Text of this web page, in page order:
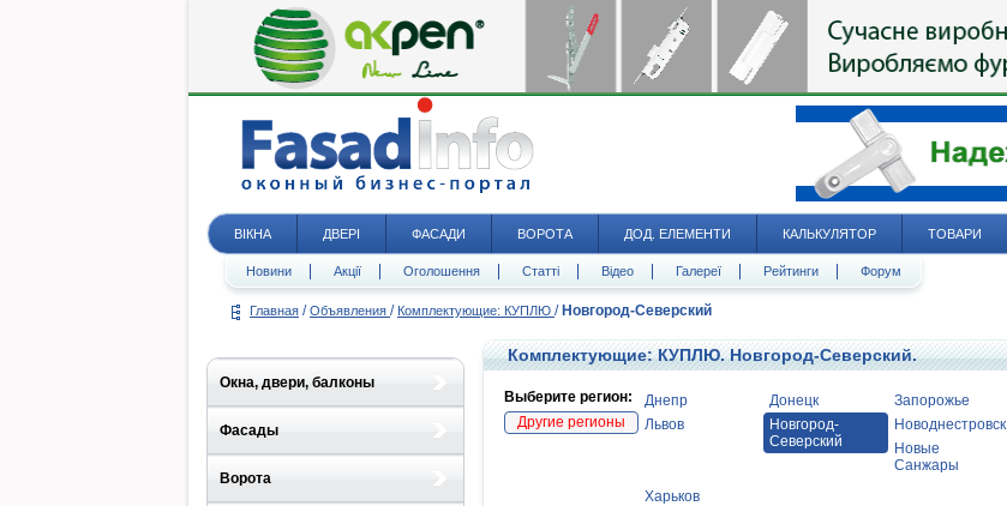
ВІКНА ДВЕРІ ФАСАДИ ВОРОТА ДОД. ЕЛЕМЕНТИ КАЛЬКУЛЯТОР ТОВАРИ
Новини Акції Оголошення Статті Відео Галереї Рейтинги Форум
Главная / Объявления / Комплектующие: КУПЛЮ / Новгород-Северский
Окна, двери, балконы
Фасады
Ворота
Комплектующие: КУПЛЮ. Новгород-Северский.
Выберите регион:
Другие регионы
Днепр Донецк Запорожье
Львов
Новгород-
Северский
Новоднестровск
Новые
Санжары
Харьков